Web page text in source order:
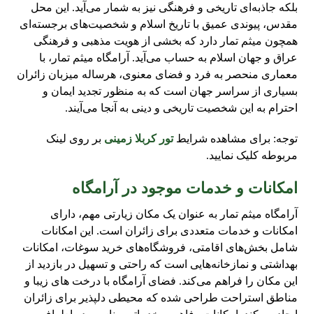
بلکه جاذبه‌ای تاریخی و فرهنگی نیز به شمار می‌آید. این محل
مقدس، پیوندی عمیق با تاریخ اسلام و شخصیت‌های برجسته‌ای
همچون میثم تمار دارد که بخشی از هویت مذهبی و فرهنگی
عراق و جهان اسلام به حساب می‌آید. آرامگاه میثم تمار، با
معماری منحصر به فرد و فضای معنوی، هرساله میزبان زائران
بسیاری از سراسر جهان است که به منظور تجدید ایمان و
احترام به این شخصیت تاریخی و دینی به آنجا می‌آیند.
توجه: برای مشاهده شرایطتور کربلا زمینی بر روی لینک
مربوطه کلیک نمایید.
امکانات و خدمات موجود در آرامگاه
آرامگاه میثم تمار به عنوان یک مکان زیارتی مهم، دارای
امکانات و خدمات متعددی برای زائران است. این امکانات
شامل بخش‌های اقامتی، فروشگاه‌های خرید سوغات، امکانات
بهداشتی و نمازخانه‌هایی است که راحتی و تسهیل در بازدید از
این مکان را فراهم می‌کند. فضای آرامگاه با درخت های زیبا و
مناطق استراحت طراحی شده که محیطی دلپذیر برای زائران